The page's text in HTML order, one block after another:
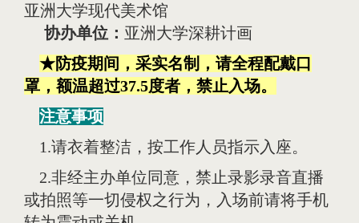
亚洲大学现代美术馆
协办单位： 亚洲大学深耕计画
★防疫期间，采实名制，请全程配戴口
罩，额温超过37.5度者，禁止入场。
注意事项
1.请衣着整洁，按工作人员指示入座。
2.非经主办单位同意，禁止录影录音直播
或拍照等一切侵权之行为，入场前请将手机